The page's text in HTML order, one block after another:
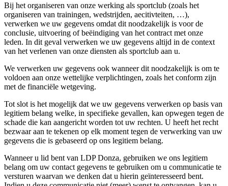
Bij het organiseren van onze werking als sportclub (zoals het
organiseren van trainingen, wedstrijden, aecitivteiten, …),
verwerken we uw gegevens omdat dit noodzakelijk is voor de
conclusie, uitvoering of beëindiging van het contract met onze
leden. In dit geval verwerken we uw gegevens altijd in de context
van het verlenen van onze diensten als sportclub aan u.
We verwerken uw gegevens ook wanneer dit noodzakelijk is om te
voldoen aan onze wettelijke verplichtingen, zoals het conform zijn
met de financiële wetgeving.
Tot slot is het mogelijk dat we uw gegevens verwerken op basis van
legitiem belang welke, in specifieke gevallen, kan opwegen tegen de
schade die kan aangericht worden tot uw rechten. U heeft het recht
bezwaar aan te tekenen op elk moment tegen de verwerking van uw
gegevens die is gebaseerd op ons legitiem belang.
Wanneer u lid bent van LDP Donza, gebruiken we ons legitiem
belang om uw contact gegevens te gebruiken om u communicatie te
versturen waarvan we denken dat u hierin geïnteresseerd bent.